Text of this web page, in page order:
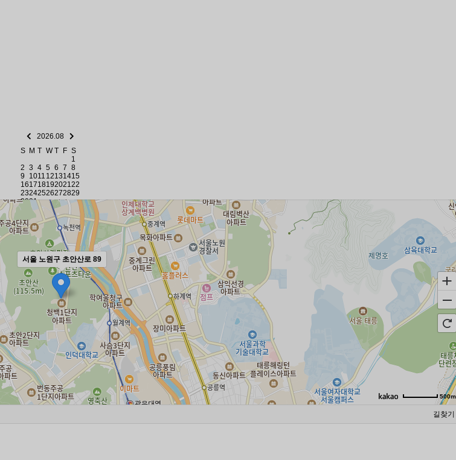
2026.08
S M T W T F S
1
2 3 4 5 6 7 8
9
1011 12131415
16171819202122
23242526272829
3031
서울 노원구 초안산로 89
500m
길찾기